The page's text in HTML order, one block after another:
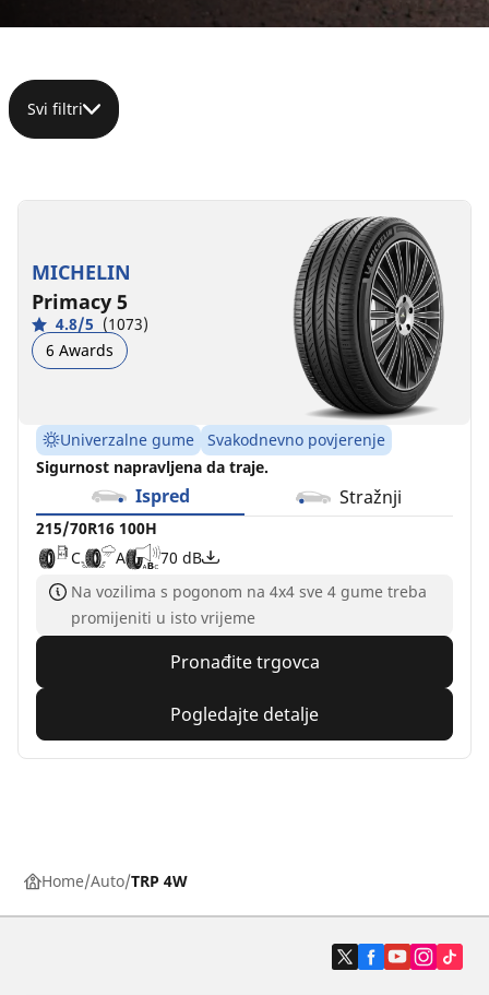
Svi filtri
MICHELIN
Primacy 5
4.8/5 (1073)
6 Awards
Univerzalne gume
Svakodnevno povjerenje
Sigurnost napravljena da traje.
Ispred Stražnji
215/70R16 100H
C
A 70 dB
C
A
Na vozilima s pogonom na 4x4 sve 4 gume treba
promijeniti u isto vrijeme
Pronađite trgovca
Pogledajte detalje
Home Auto TRP 4W